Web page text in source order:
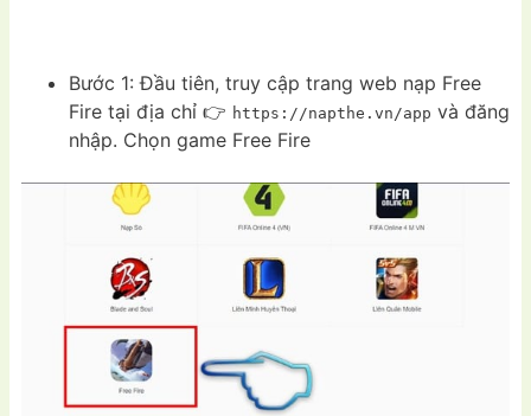
Bước 1: Đầu tiên, truy cập trang web nạp Free
Fire tại địa chỉ 👉 https://napthe.vn/app và đăng
nhập. Chọn game Free Fire